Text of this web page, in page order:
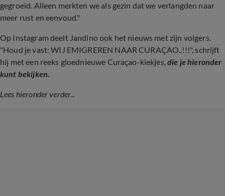
gegroeid. Alleen merkten we als gezin dat we verlangden naar
meer rust en eenvoud."
Op Instagram deelt Jandino ook het nieuws met zijn volgers.
"Houd je vast: WIJ EMIGREREN NAAR CURAÇAO..!!!", schrijft
hij met een reeks gloednieuwe Curaçao-kiekjes,die je hieronder
kunt bekijken.
Lees hieronder verder...